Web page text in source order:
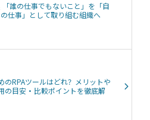
「誰の仕事でもないこと」を「自
仕事」として取り組む組織へ
のRPAツールはどれ？メリットや
の目安・比較ポイントを徹底解